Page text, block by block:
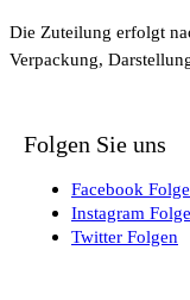
Die Zuteilung erfolgt
Verpackung,
Folgen Sie uns
Facebook
Instagram
Twitter Folgen